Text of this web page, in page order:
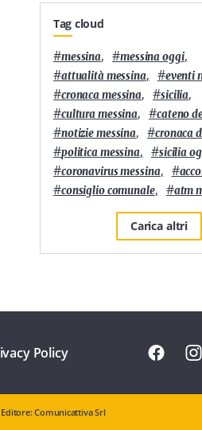
Tag cloud
#messina, #messina oggi,
#attualità messina, #eventi
#cronaca messina, #sicilia,
#cultura messina, #cateno
#notizie messina, #cronaca
#politica messina, #sicilia
#coronavirus messina, #
#consiglio comunale, #atm
Carica altri
Policy
Editore: Comunicattiva Srl